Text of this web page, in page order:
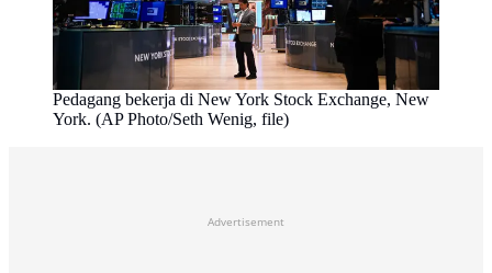
Pedagang bekerja di New York Stock Exchange, New
York. (AP Photo/Seth Wenig, file)
Advertisement